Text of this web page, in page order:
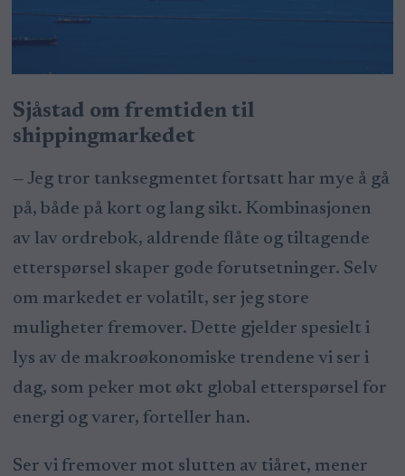
Sjåstad om fremtiden til
shippingmarkedet
— Jeg tror tanksegmentet fortsatt har mye å gå
på, både på kort og lang sikt. Kombinasjonen
av lav ordrebok, aldrende flåte og tiltagende
etterspørsel skaper gode forutsetninger. Selv
om markedet er volatilt, ser jeg store
muligheter fremover. Dette gjelder spesielt i
lys av de makroøkonomiske trendene vi ser i
dag, som peker mot økt global etterspørsel for
energi og varer, forteller han.
Ser vi fremover mot slutten av tiåret, mener